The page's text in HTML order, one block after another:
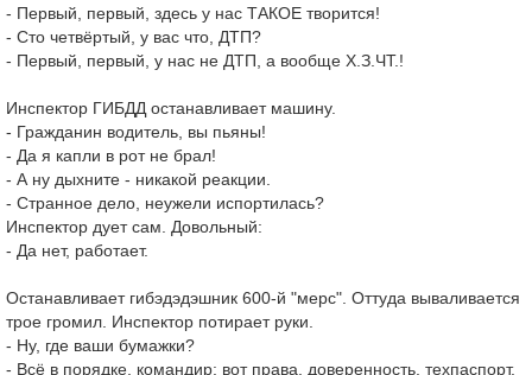
- Первый, первый, здесь у нас ТАКОЕ творится!
- Сто четвёртый, у вас что, ДТП?
- Первый, первый, у нас не ДТП, а вообще Х.З.ЧТ.!
Инспектор ГИБДД останавливает машину.
- Гражданин водитель, вы пьяны!
- Да я капли в рот не брал!
- А ну дыхните - никакой реакции.
- Странное дело, неужели испортилась?
Инспектор дует сам. Довольный:
- Да нет, работает.
Останавливает гибэдэдэшник 600-й "мерс". Оттуда вываливается
трое громил. Инспектор потирает руки.
- Ну, где ваши бумажки?
- Всё в порядке, командир: вот права, доверенность, техпаспорт.